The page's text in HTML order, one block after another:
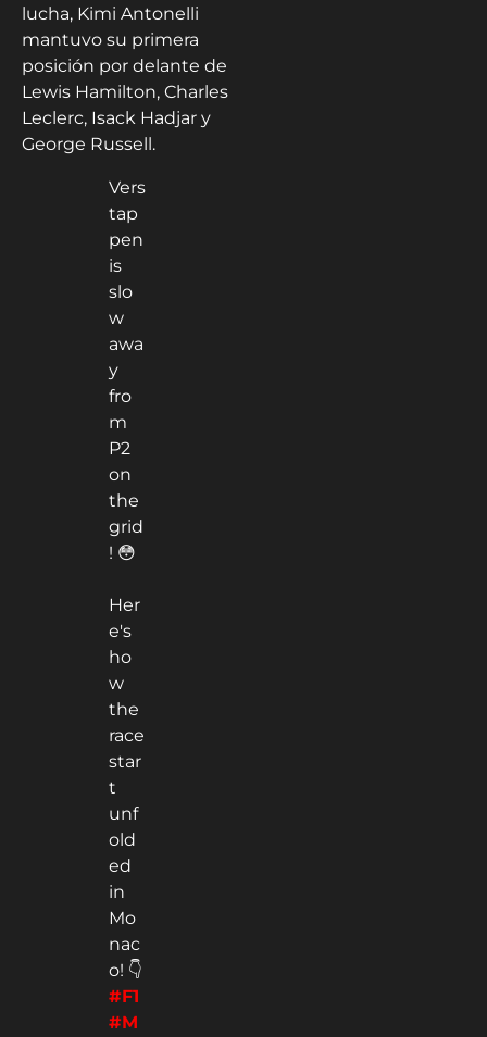
lucha, Kimi Antonelli
mantuvo su primera
posición por delante de
Lewis Hamilton, Charles
Leclerc, Isack Hadjar y
George Russell.
Vers
tap
pen
is
slo
w
awa
y
fro
m
P2
on
the
grid
! 😳
Her
e's
ho
w
the
race
star
t
unf
old
ed
in
Mo
nac
o! 👇
#F1
#M